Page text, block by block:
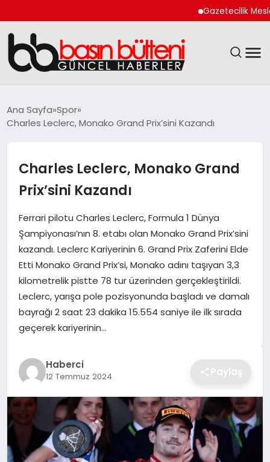
Gazetecilik Meslek
EKONOMI
MAGAZIN
SAĞLIK
SPOR
TEKNOLOJI
YAŞAM
Ana Sayfa Spor
Charles Leclerc, Monako Grand Prix’sini Kazandı
Charles Leclerc, Monako Grand
Prix’sini Kazandı
Ferrari pilotu Charles Leclerc, Formula 1 Dünya
Şampiyonası’nın 8. etabı olan Monako Grand Prix’sini
kazandı. Leclerc Kariyerinin 6. Grand Prix Zaferini Elde
Etti Monako Grand Prix’si, Monako adını taşıyan 3,3
kilometrelik pistte 78 tur üzerinden gerçekleştirildi.
Leclerc, yarışa pole pozisyonunda başladı ve damalı
bayrağı 2 saat 23 dakika 15.554 saniye ile ilk sırada
geçerek kariyerinin…
Haberci
12 Temmuz 2024 Paylaş